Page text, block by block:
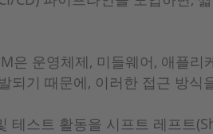
은 운영체제, 미들웨어, 애플
되기 때문에, 이러한 접근 방
테스트 활동을 시프트 레프트